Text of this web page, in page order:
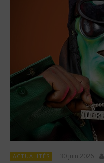
ACTUALITÉS 30 juin 2026